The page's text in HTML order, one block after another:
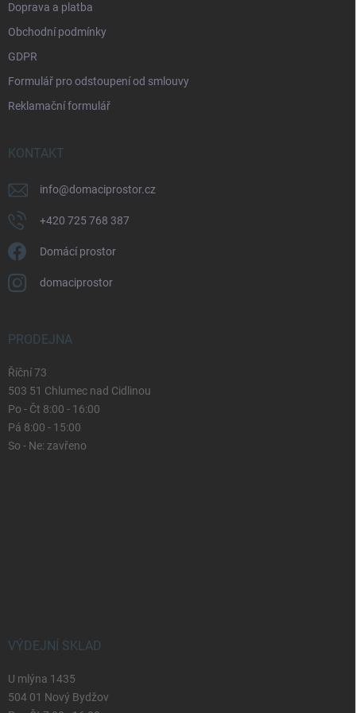
Doprava a platba
Obchodní podmínky
GDPR
Formulář pro odstoupení od smlouvy
Reklamační formulář
KONTAKT
info@domaciprostor.cz
+420 725 768 387
Domácí prostor
domaciprostor
PRODEJNA
Říční 73
503 51 Chlumec nad Cidlinou
Po - Čt 8:00 - 16:00
Pá 8:00 - 15:00
So - Ne: zavřeno
VÝDEJNÍ SKLAD
U mlýna 1435
504 01 Nový Bydžov